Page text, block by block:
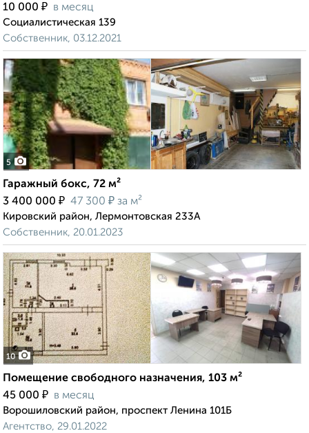
10 000 ₽ в месяц
Социалистическая 139
Собственник, 03.12.2021
5
Гаражный бокс, 72 м²
3 400 000 ₽ 47 300 ₽ за м²
Кировский район, Лермонтовская 233А
Собственник, 20.01.2023
10
Помещение свободного назначения, 103 м²
45 000 ₽ в месяц
Ворошиловский район, проспект Ленина 101Б
Агентство, 29.01.2022